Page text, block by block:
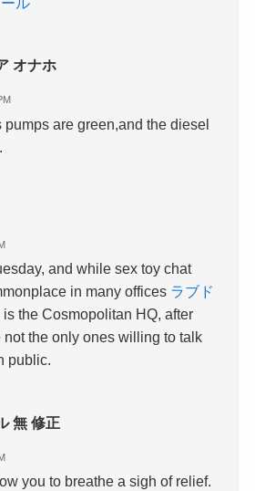
オナホ
pumps are green,and the diesel
and while sex toy chat
in many offices ラブド
is the Cosmopolitan HQ, after
not the only ones willing to talk
public.
無 修正
you to breathe a sigh of relief.